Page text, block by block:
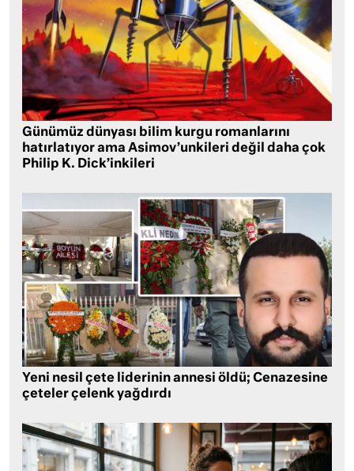
Günümüz dünyası bilim kurgu romanlarını
hatırlatıyor ama Asimov’unkileri değil daha çok
Philip K. Dick’inkileri
Yeni nesil çete liderinin annesi öldü; Cenazesine
çeteler çelenk yağdırdı